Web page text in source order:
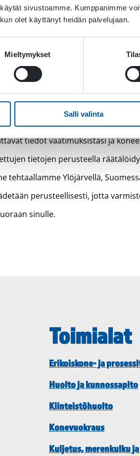
sivustoamme. Kumppanimme
olet käyttänyt heidän palvelujaan.
Mieltymykset
Salli valinta
on räätälöity
tiedot vaatimuksistasi ja
tietojen perusteella
tehtaallamme Ylöjärvellä,
perusteellisesti, jotta
sinulle.
Toimialat
Erikoiskone- ja
Huolto ja kunnossapito
Kiinteistöhuolto
Konevuokraus
Kuljetus, merenkulku